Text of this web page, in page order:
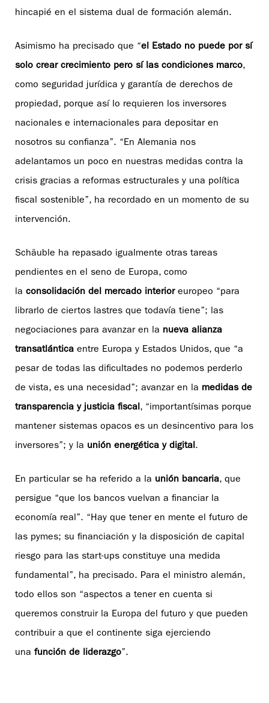
hincapié en el sistema dual de formación alemán.
Asimismo ha precisado que “el Estado no puede por sí
solo crear crecimiento pero sí las condiciones marco,
como seguridad jurídica y garantía de derechos de
propiedad, porque así lo requieren los inversores
nacionales e internacionales para depositar en
nosotros su confianza”. “En Alemania nos
adelantamos un poco en nuestras medidas contra la
crisis gracias a reformas estructurales y una política
fiscal sostenible”, ha recordado en un momento de su
intervención.
Schäuble ha repasado igualmente otras tareas
pendientes en el seno de Europa, como
la consolidación del mercado interioreuropeo “para
librarlo de ciertos lastres que todavía tiene”; las
negociaciones para avanzar en la nueva alianza
transatlántica entre Europa y Estados Unidos, que “a
pesar de todas las dificultades no podemos perderlo
de vista, es una necesidad”; avanzar en la medidas de
transparencia y justicia fiscal, “importantísimas porque
mantener sistemas opacos es un desincentivo para los
inversores”; y la unión energética y digital.
En particular se ha referido a la unión bancaria, que
persigue “que los bancos vuelvan a financiar la
economía real”. “Hay que tener en mente el futuro de
las pymes; su financiación y la disposición de capital
riesgo para las start-ups constituye una medida
fundamental”, ha precisado. Para el ministro alemán,
todo ellos son “aspectos a tener en cuenta si
queremos construir la Europa del futuro y que pueden
contribuir a que el continente siga ejerciendo
una función de liderazgo”.